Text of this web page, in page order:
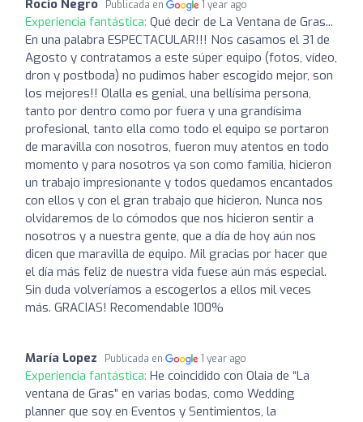
Rocio Negro Publicada en 1 year ago
Experiencia fantástica: Qué decir de La Ventana de Gras...
En una palabra ESPECTACULAR!!! Nos casamos el 31 de
Agosto y contratamos a este súper equipo (fotos, vídeo,
dron y postboda) no pudimos haber escogido mejor, son
los mejores!! Olalla es genial, una bellísima persona,
tanto por dentro como por fuera y una grandísima
profesional, tanto ella como todo el equipo se portaron
de maravilla con nosotros, fueron muy atentos en todo
momento y para nosotros ya son como familia, hicieron
un trabajo impresionante y todos quedamos encantados
con ellos y con el gran trabajo que hicieron. Nunca nos
olvidaremos de lo cómodos que nos hicieron sentir a
nosotros y a nuestra gente, que a día de hoy aún nos
dicen que maravilla de equipo. Mil gracias por hacer que
el día más feliz de nuestra vida fuese aún más especial.
Sin duda volveríamos a escogerlos a ellos mil veces
más. GRACIAS! Recomendable 100%
María Lopez Publicada en 1 year ago
Experiencia fantástica: He coincidido con Olaia de “La
ventana de Gras” en varias bodas, como Wedding
planner que soy en Eventos y Sentimientos, la